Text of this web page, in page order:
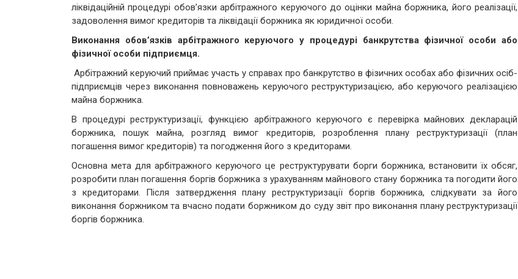
ліквідаційній процедурі обов’язки арбітражного керуючого до оцінки майна боржника, його реалізації,
задоволення вимог кредиторів та ліквідації боржника як юридичної особи.
Виконання обов’язків арбітражного керуючого у процедурі банкрутства фізичної особи або
фізичної особи підприємця.
Арбітражний керуючий приймає участь у справах про банкрутство в фізичних особах або фізичних осіб-
підприємців через виконання повноважень керуючого реструктуризацією, або керуючого реалізацією
майна боржника.
В процедурі реструктуризації, функцією арбітражного керуючого є перевірка майнових декларацій
боржника, пошук майна, розгляд вимог кредиторів, розроблення плану реструктуризації (план
погашення вимог кредиторів) та погодження його з кредиторами.
Основна мета для арбітражного керуючого це реструктурувати борги боржника, встановити їх обсяг,
розробити план погашення боргів боржника з урахуванням майнового стану боржника та погодити його
з кредиторами. Після затвердження плану реструктуризації боргів боржника, слідкувати за його
виконання боржником та вчасно подати боржником до суду звіт про виконання плану реструктуризації
боргів боржника.